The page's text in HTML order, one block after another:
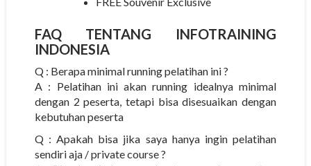
FAQ TENTANG
INFOTRAINING
INDONESIA
Q : Berapa minimal running pelatihan ini ?
A : Pelatihan ini akan running idealnya minimal
dengan 2 peserta, tetapi bisa disesuaikan dengan
kebutuhan peserta
Q : Apakah bisa jika saya hanya ingin pelatihan
sendiri aja / private course ?